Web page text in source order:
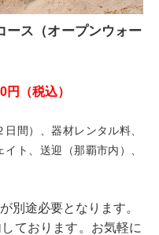
ース（オープンウォー
（税込）
間）、器材レンタル料、
ト、送迎（那覇市内）、
別途必要となります。
ております。お気軽に